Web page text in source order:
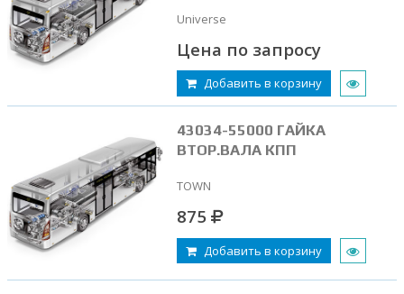
Universe
Цена по запросу
Добавить в корзину
43034-55000 ГАЙКА
ВТОР.ВАЛА КПП
TOWN
875
Добавить в корзину